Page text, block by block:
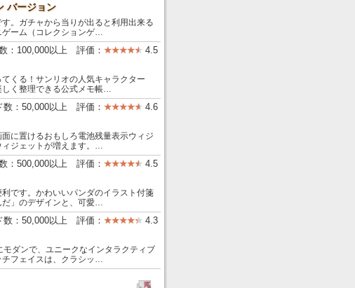
バージョン
。ガチャから当りが出ると利用出来る
ーム（コレクションゲ…
：100,000以上 評価： 4.5
くる！サンリオの人気キャラクター
しく整理できる公式メモ帳…
数：50,000以上 評価： 4.6
に置けるおもしろ電池残量表示ウィジ
ィジェットが増えます。…
：500,000以上 評価： 4.5
です。かわいいパンダのイラスト付箋
だ」のデザインと、可愛…
数：50,000以上 評価： 4.3
ダンで、ユニークなインタラクティブ
チフェイスは、クラシッ…